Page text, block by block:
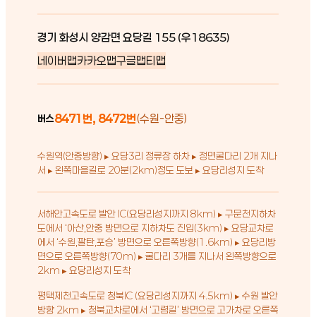
경기 화성시 양감면 요당길 155 (우18635)
네이버맵카카오맵구글맵티맵
버스8471번, 8472번(수원-안중)
수원역(안중방향) ▸ 요당3리 정류장 하차 ▸ 정면굴다리 2개 지나
서 ▸ 왼쪽마을길로 20분(2km)정도 도보 ▸ 요당리성지 도착
서해안고속도로 발안 IC(요당리성지까지 8km) ▸ 구문천지하차
도에서 ‘아산,안중 방면으로 지하차도 진입(3km) ▸ 요당교차로
에서 ‘수원,팔탄,포승’ 방면으로 오른쪽방향(1.6km) ▸ 요당리방
면으로 오른쪽방향(70m) ▸ 굴다리 3개를 지나서 왼쪽방향으로
2km ▸ 요당리성지 도착
평택제천고속도로 청북IC (요당리성지까지 4.5km) ▸ 수원 발안
방향 2km ▸ 청북교차로에서 ‘고렴길’ 방면으로 고가차로 오른쪽